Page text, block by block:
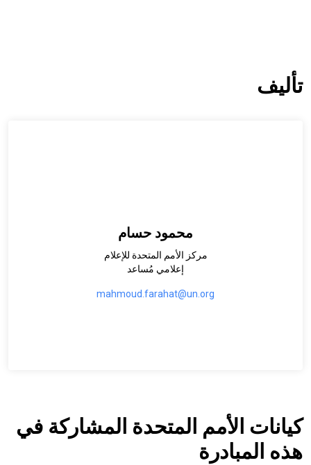
تأليف
محمود حسام
مركز الأمم المتحدة للإعلام
إعلامي مُساعد
mahmoud.farahat@un.org
كيانات الأمم المتحدة المشاركة في
هذه المبادرة